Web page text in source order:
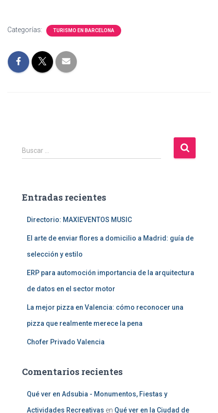
Categorías: TURISMO EN BARCELONA
B
u
r
Buscar …
Entradas recientes
Directorio: MAXIEVENTOS MUSIC
El arte de enviar flores a domicilio a Madrid: guía de
selección y estilo
ERP para automoción importancia de la arquitectura
de datos en el sector motor
La mejor pizza en Valencia: cómo reconocer una
pizza que realmente merece la pena
Chofer Privado Valencia
Comentarios recientes
Qué ver en Adsubia - Monumentos, Fiestas y
Actividades Recreativas en Qué ver en la Ciudad de